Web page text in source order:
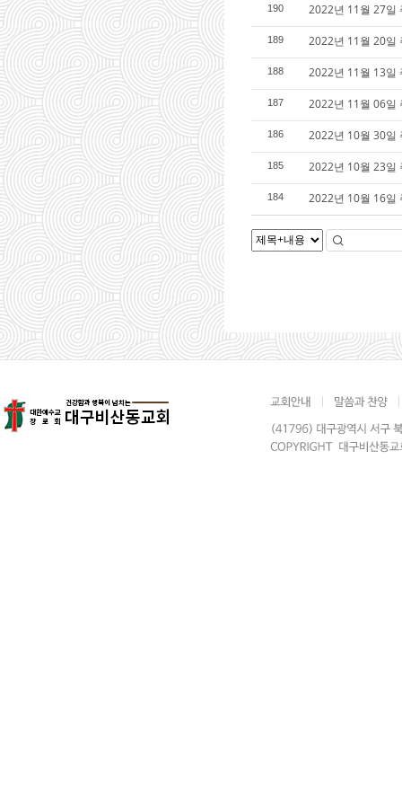
190 2022년 11월 27일
189 2022년 11월 20일
188 2022년 11월 13일
187 2022년 11월 06일
186 2022년 10월 30일
185 2022년 10월 23일
184 2022년 10월 16일